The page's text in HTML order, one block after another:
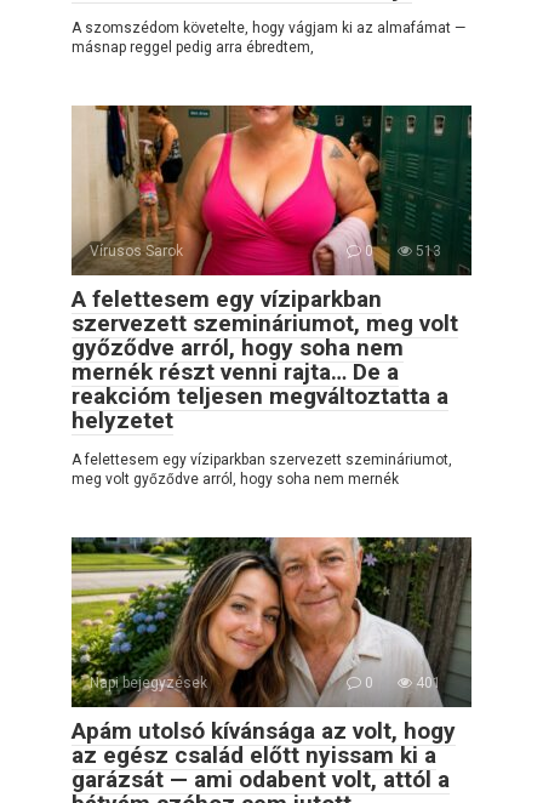
A szomszédom követelte, hogy vágjam ki az almafámat —
másnap reggel pedig arra ébredtem,
Vírusos Sarok 0 513
A felettesem egy víziparkban
szervezett szemináriumot, meg volt
győződve arról, hogy soha nem
mernék részt venni rajta… De a
reakcióm teljesen megváltoztatta a
helyzetet
A felettesem egy víziparkban szervezett szemináriumot,
meg volt győződve arról, hogy soha nem mernék
Napi bejegyzések 0 401
Apám utolsó kívánsága az volt, hogy
az egész család előtt nyissam ki a
garázsát — ami odabent volt, attól a